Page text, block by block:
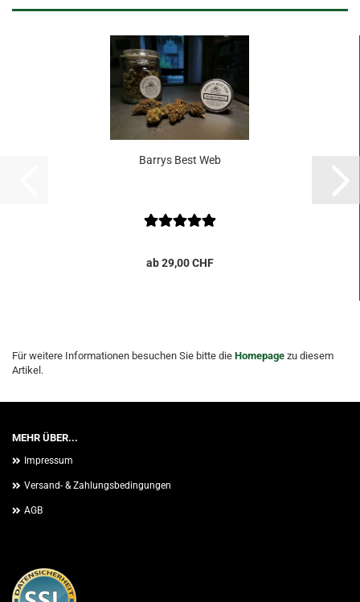
Barrys Best Web
ab 29,00 CHF
Für weitere Informationen besuchen Sie bitte die Homepage zu diesem
Artikel.
MEHR ÜBER...
Impressum
Versand- & Zahlungsbedingungen
AGB